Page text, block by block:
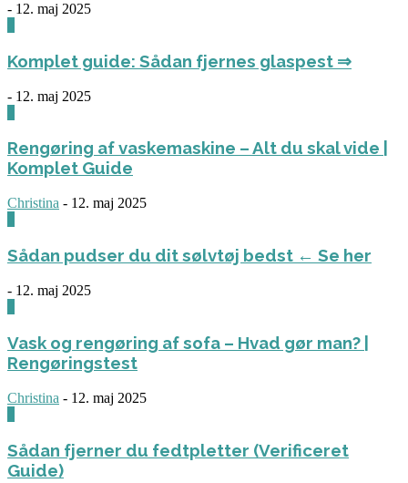
- 12. maj 2025
Komplet guide: Sådan fjernes glaspest ⇒
- 12. maj 2025
Rengøring af vaskemaskine – Alt du skal vide |
Komplet Guide
Christina - 12. maj 2025
Sådan pudser du dit sølvtøj bedst ← Se her
- 12. maj 2025
Vask og rengøring af sofa – Hvad gør man? |
Rengøringstest
Christina - 12. maj 2025
Sådan fjerner du fedtpletter (Verificeret
Guide)